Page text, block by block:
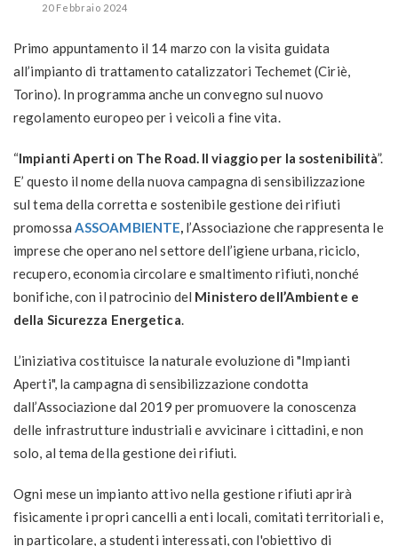
20 Febbraio 2024
Primo appuntamento il 14 marzo con la visita guidata
all’impianto di trattamento catalizzatori Techemet (Ciriè,
Torino). In programma anche un convegno sul nuovo
regolamento europeo per i veicoli a fine vita.
“Impianti Aperti on The Road. Il viaggio per la sostenibilità”.
E’ questo il nome della nuova campagna di sensibilizzazione
sul tema della corretta e sostenibile gestione dei rifiuti
promossa ASSOAMBIENTE, l’Associazione che rappresenta le
imprese che operano nel settore dell’igiene urbana, riciclo,
recupero, economia circolare e smaltimento rifiuti, nonché
bonifiche, con il patrocinio del Ministero dell’Ambiente e
della Sicurezza Energetica.
L’iniziativa costituisce la naturale evoluzione di "Impianti
Aperti", la campagna di sensibilizzazione condotta
dall’Associazione dal 2019 per promuovere la conoscenza
delle infrastrutture industriali e avvicinare i cittadini, e non
solo, al tema della gestione dei rifiuti.
Ogni mese un impianto attivo nella gestione rifiuti aprirà
fisicamente i propri cancelli a enti locali, comitati territoriali e,
in particolare, a studenti interessati, con l'obiettivo di